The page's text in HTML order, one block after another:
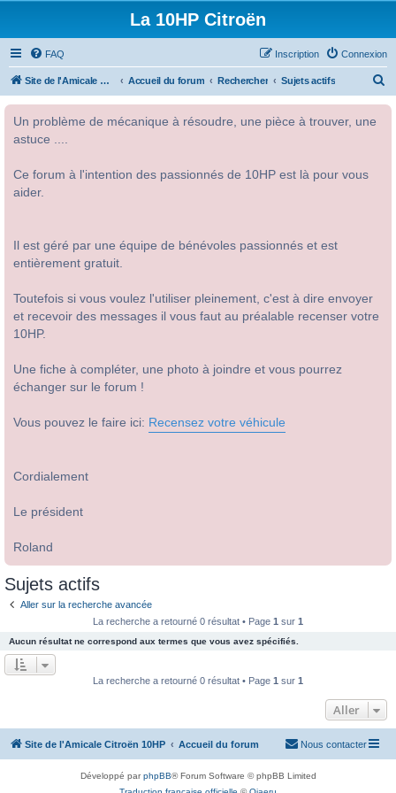
La 10HP Citroën
FAQ Connexion
Inscription
Site de l'Amicale Citroën 10HP Accueil du forum Rechercher Sujets actifs
Un problème de mécanique à résoudre, une pièce à trouver, une
astuce ....
Ce forum à l'intention des passionnés de 10HP est là pour vous
aider.
Il est géré par une équipe de bénévoles passionnés et est
entièrement gratuit.
Toutefois si vous voulez l'utiliser pleinement, c'est à dire envoyer
et recevoir des messages il vous faut au préalable recenser votre
10HP.
Une fiche à compléter, une photo à joindre et vous pourrez
échanger sur le forum !
Vous pouvez le faire ici: Recensez votre véhicule
Cordialement
Le président
Roland
Sujets actifs
Aller sur la recherche avancée
La recherche a retourné 0 résultat • Page 1 sur 1
Aucun résultat ne correspond aux termes que vous avez spécifiés.
La recherche a retourné 0 résultat • Page 1 sur 1
Aller
Site de l'Amicale Citroën 10HP Accueil du forum Nous contacter
Développé parphpBB® Forum Software © phpBB Limited